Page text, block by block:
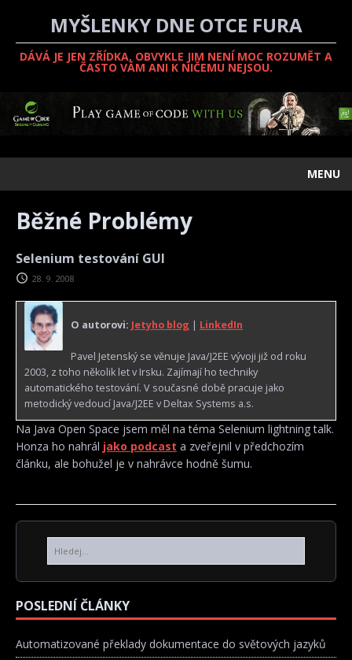
MYŠLENKY DNE OTCE FURA
DÁVÁ JE JEN ZŘÍDKA, OBVYKLE JIM NENÍ MOC ROZUMĚT A
ČASTO VÁM ANI K NIČEMU NEJSOU.
MENU
Běžné Problémy
Selenium testování GUI
28. 9. 2008
O autorovi: Jetyho blog | LinkedIn
Pavel Jetenský se věnuje Java/J2EE vývoji již od roku
2003, z toho několik let v Irsku. Zajímají ho techniky
automatického testování. V současné době pracuje jako
metodický vedoucí Java/J2EE v Deltax Systems a.s.
Na Java Open Space jsem měl na téma Selenium lightning talk.
Honza ho nahrál jako podcast a zveřejnil v předchozím
článku, ale bohužel je v nahrávce hodně šumu.
POSLEDNÍ ČLÁNKY
Automatizované překlady dokumentace do světových jazyků